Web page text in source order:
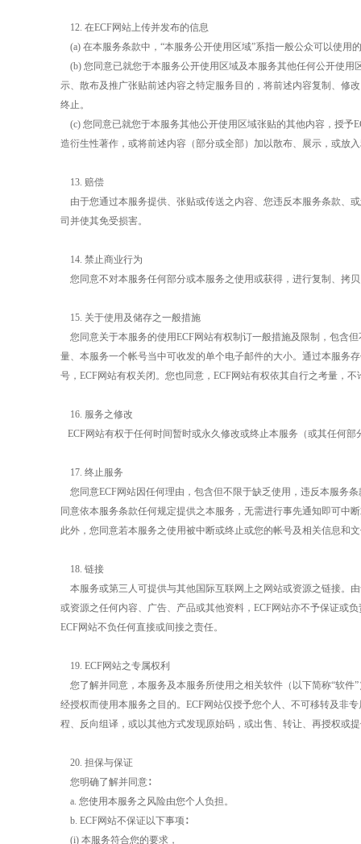
12. 在ECF网站上传并发布的信息
(a) 在本服务条款中，“本服务公开使用区域”系指一般公众可以使用
(b) 您同意已就您于本服务公开使用区域及本服务其他任何公开使
示、散布及推广张贴前述内容之特定服务目的，将前述内容复制、修
终止。
(c) 您同意已就您于本服务其他公开使用区域张贴的其他内容，授予
造衍生性著作，或将前述内容（部分或全部）加以散布、展示，或放
13. 赔偿
由于您通过本服务提供、张贴或传送之内容、您违反本服务条款、
司并使其免受损害。
14. 禁止商业行为
您同意不对本服务任何部分或本服务之使用或获得，进行复制、拷
15. 关于使用及储存之一般措施
您同意关于本服务的使用ECF网站有权制订一般措施及限制，包含
量、本服务一个帐号当中可收发的单个电子邮件的大小。通过本服务
号， ECF网站有权关闭。您也同意， ECF网站有权依其自行之考量，
16. 服务之修改
ECF网站有权于任何时间暂时或永久修改或终止本服务（或其任何
17. 终止服务
您同意ECF网站因任何理由，包含但不限于缺乏使用，违反本服务
同意依本服务条款任何规定提供之本服务，无需进行事先通知即可中
此外，您同意若本服务之使用被中断或终止或您的帐号及相关信息和
18. 链接
本服务或第三人可提供与其他国际互联网上之网站或资源之链接。
或资源之任何内容、广告、产品或其他资料， ECF网站亦不予保证或
ECF网站不负任何直接或间接之责任。
19. ECF网站之专属权利
您了解并同意，本服务及本服务所使用之相关软件（以下简称“软
经授权而使用本服务之目的。 ECF网站仅授予您个人、不可移转及非
程、反向组译，或以其他方式发现原始码，或出售、转让、再授权或
20. 担保与保证
您明确了解并同意∶
a. 您使用本服务之风险由您个人负担。
b. ECF网站不保证以下事项∶
(i) 本服务符合您的要求，